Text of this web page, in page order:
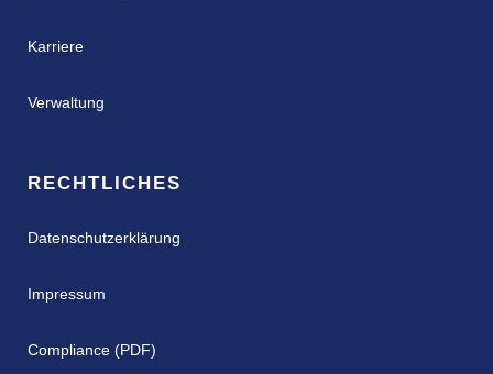
Karriere
Verwaltung
RECHTLICHES
Datenschutzerklärung
Impressum
Compliance (PDF)